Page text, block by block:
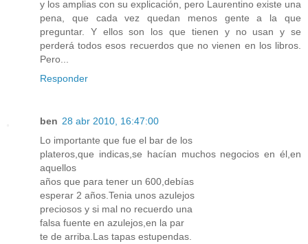
y los amplias con su explicación, pero Laurentino existe una
pena, que cada vez quedan menos gente a la que
preguntar. Y ellos son los que tienen y no usan y se
perderá todos esos recuerdos que no vienen en los libros.
Pero...
Responder
ben 28 abr 2010, 16:47:00
Lo importante que fue el bar de los
plateros,que indicas,se hacían muchos negocios en él,en
aquellos
años que para tener un 600,debías
esperar 2 años.Tenia unos azulejos
preciosos y si mal no recuerdo una
falsa fuente en azulejos,en la par
te de arriba.Las tapas estupendas.